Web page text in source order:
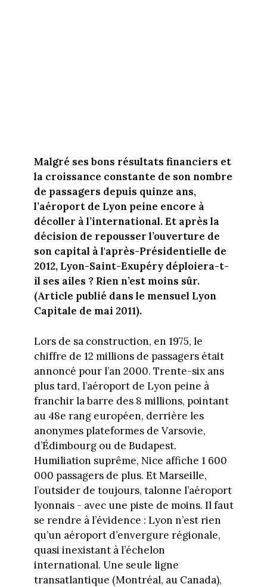
Malgré ses bons résultats financiers et
la croissance constante de son nombre
de passagers depuis quinze ans,
l’aéroport de Lyon peine encore à
décoller à l’international. Et après la
décision de repousser l’ouverture de
son capital à l'après-Présidentielle de
2012, Lyon-Saint-Exupéry déploiera-t-
il ses ailes ? Rien n’est moins sûr.
(Article publié dans le mensuel Lyon
Capitale de mai 2011).
Lors de sa construction, en 1975, le
chiffre de 12 millions de passagers était
annoncé pour l’an 2000. Trente-six ans
plus tard, l’aéroport de Lyon peine à
franchir la barre des 8 millions, pointant
au 48e rang européen, derrière les
anonymes plateformes de Varsovie,
d’Édimbourg ou de Budapest.
Humiliation suprême, Nice affiche 1 600
000 passagers de plus. Et Marseille,
l’outsider de toujours, talonne l’aéroport
lyonnais - avec une piste de moins. Il faut
se rendre à l’évidence : Lyon n’est rien
qu’un aéroport d’envergure régionale,
quasi inexistant à l’échelon
international. Une seule ligne
transatlantique (Montréal, au Canada),